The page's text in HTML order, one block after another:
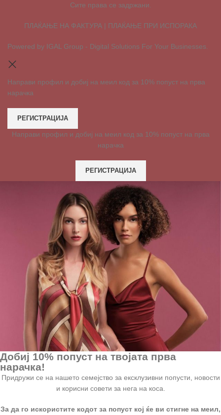
Сите права се задржани.
ПЛАЌАЊЕ НА ФАКТУРА | ПЛАЌАЊЕ ПРИ ИСПОРАКА
Powered by IGAL Group - Digital Solutions For Your Businesses.
Направи профил и добиј на меил код за 10% попуст на прва
нарачка
РЕГИСТРАЦИЈА
Направи профил и добиј на меил код за 10% попуст на прва
нарачка
РЕГИСТРАЦИЈА
Добиј 10% попуст на твојата прва
нарачка!
Придружи се на нашето семејство за ексклузивни попусти, новости
и корисни совети за нега на коса.
За да го искористите кодот за попуст кој ќе ви стигне на меил,